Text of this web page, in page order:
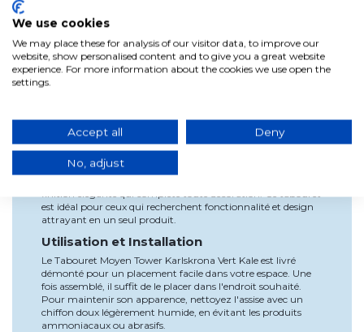
• Matériau de l'Assise : Polypropylène en couleur vert kale.
• Coussin : Fixe, recouvert en similicuir.
• Pieds : Bois de hêtre naturel verni.
• Capacité de Support : 150 kg.
Le Tabouret Moyen Tower Karlskrona Vert Kale se distingue
par sa durabilité et son style. L'utilisation de polypropylène
dans une couleur vibrante et un coussin en similicuir assure
confort et entretien facile. Les pieds en bois de hêtre naturel
est idéal pour ceux qui recherchent fonctionnalité et design
attrayant en un seul produit.
Utilisation et Installation
Le Tabouret Moyen Tower Karlskrona Vert Kale est livré
démonté pour un placement facile dans votre espace. Une
fois assemblé, il suffit de le placer dans l'endroit souhaité.
Pour maintenir son apparence, nettoyez l'assise avec un
chiffon doux légèrement humide, en évitant les produits
ammoniacaux ou abrasifs.
We use cookies
We may place these for analysis of our visitor data, to improve our
website, show personalised content and to give you a great website
experience. For more information about the cookies we use open the
settings.
Accept all Deny
No, adjust